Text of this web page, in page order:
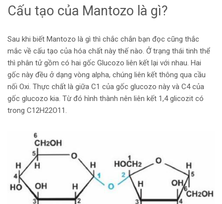
Cấu tạo của Mantozo là gì?
Sau khi biết Mantozo là gì thì chắc chắn bạn đọc cũng thắc
mắc về cấu tạo của hóa chất này thế nào. Ở trạng thái tinh thể
thì phân tử gồm có hai gốc Glucozo liên kết lại với nhau. Hai
gốc này đều ở dạng vòng alpha, chúng liên kết thông qua cầu
nối Oxi. Thực chất là giữa C1 của gốc glucozo này và C4 của
gốc glucozo kia. Từ đó hình thành nên liên kết 1,4 glicozit có
trong C12H22O11.